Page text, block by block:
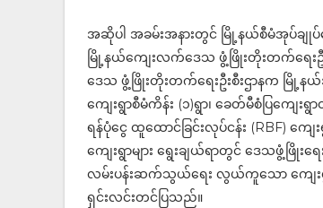
အဆိုပါ အခမ်းအနားတွင် ​မြို့နယ်စီမံအုပ်ချု
မြို့နယ်ကျေးလက်ဒေသ ဖွံ့ဖြိုးတိုးတက်ရေးဦး
ဒေသ ဖွံ့ဖြိုးတိုးတက်ရေးဦးစီးဌာနက မြို့နယ်အ
ကျေးရွာစီမံကိန်း (၁)ရွာ၊ ခေတ်မီစံပြကျေးရွ
ရန်ပုံငွေ ထူထောင်ခြင်းလုပ်ငန်း (RBF) ကျ
ကျေးရွာများ ရွေးချယ်ရာတွင် ဒေသဖွံ့ဖြိုး
လမ်းပန်းဆက်သွယ်ရေး လွယ်ကူသော ကျေးရွာ
ရှင်းလင်းတင်ပြသည်။